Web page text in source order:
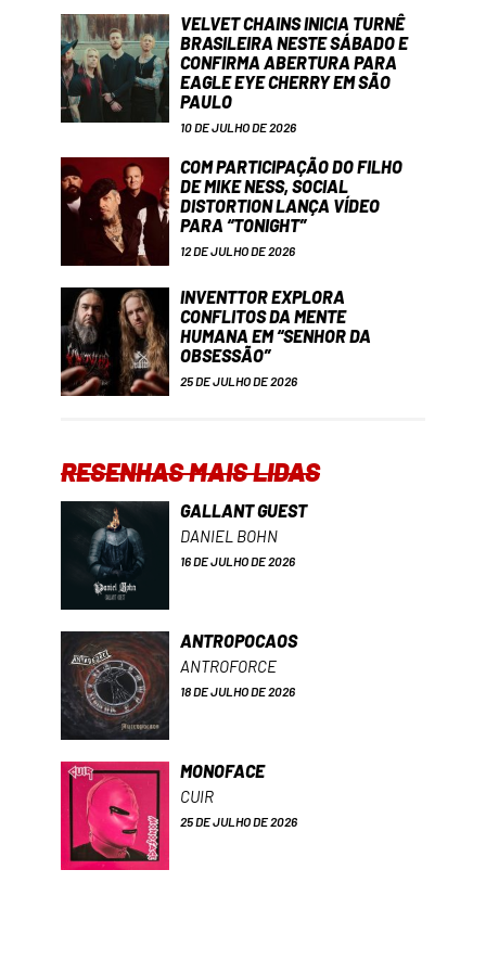
VELVET CHAINS INICIA TURNÊ
BRASILEIRA NESTE SÁBADO E
CONFIRMA ABERTURA PARA
EAGLE EYE CHERRY EM SÃO
PAULO
10 DE JULHO DE 2026
COM PARTICIPAÇÃO DO FILHO
DE MIKE NESS, SOCIAL
DISTORTION LANÇA VÍDEO
PARA “TONIGHT”
12 DE JULHO DE 2026
INVENTTOR EXPLORA
CONFLITOS DA MENTE
HUMANA EM “SENHOR DA
OBSESSÃO”
25 DE JULHO DE 2026
RESENHAS MAIS LIDAS
GALLANT GUEST
DANIEL BOHN
16 DE JULHO DE 2026
ANTROPOCAOS
ANTROFORCE
18 DE JULHO DE 2026
MONOFACE
CUIR
25 DE JULHO DE 2026